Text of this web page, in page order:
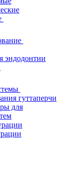
эндодонтии
гуттаперчи
для